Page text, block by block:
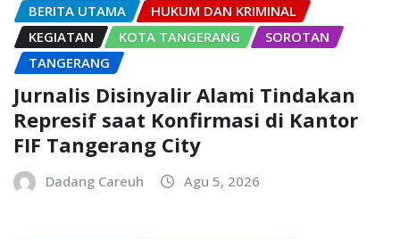
BERITA UTAMA
HUKUM DAN KRIMINAL
KEGIATAN
KOTA TANGERANG
SOROTAN
TANGERANG
Jurnalis Disinyalir Alami Tindakan
Represif saat Konfirmasi di Kantor
FIF Tangerang City
Dadang Careuh Agu 5, 2026